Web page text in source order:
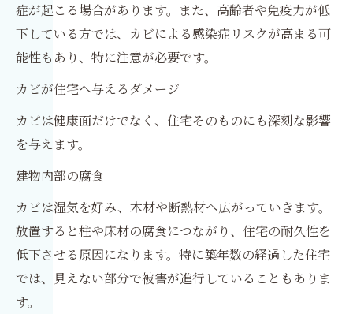
症が起こる場合があります。また、高齢者や免疫力が低
下している方では、カビによる感染症リスクが高まる可
能性もあり、特に注意が必要です。
カビが住宅へ与えるダメージ
カビは健康面だけでなく、住宅そのものにも深刻な影響
を与えます。
建物内部の腐食
カビは湿気を好み、木材や断熱材へ広がっていきます。
放置すると柱や床材の腐食につながり、住宅の耐久性を
低下させる原因になります。特に築年数の経過した住宅
では、見えない部分で被害が進行していることもありま
す。